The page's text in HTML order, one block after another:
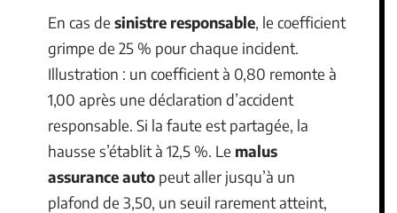
En cas de sinistre responsable, le coefficient
grimpe de 25 % pour chaque incident.
Illustration : un coefficient à 0,80 remonte à
1,00 après une déclaration d’accident
responsable. Si la faute est partagée, la
hausse s’établit à 12,5 %. Le malus
assurance auto peut aller jusqu’à un
plafond de 3,50, un seuil rarement atteint,